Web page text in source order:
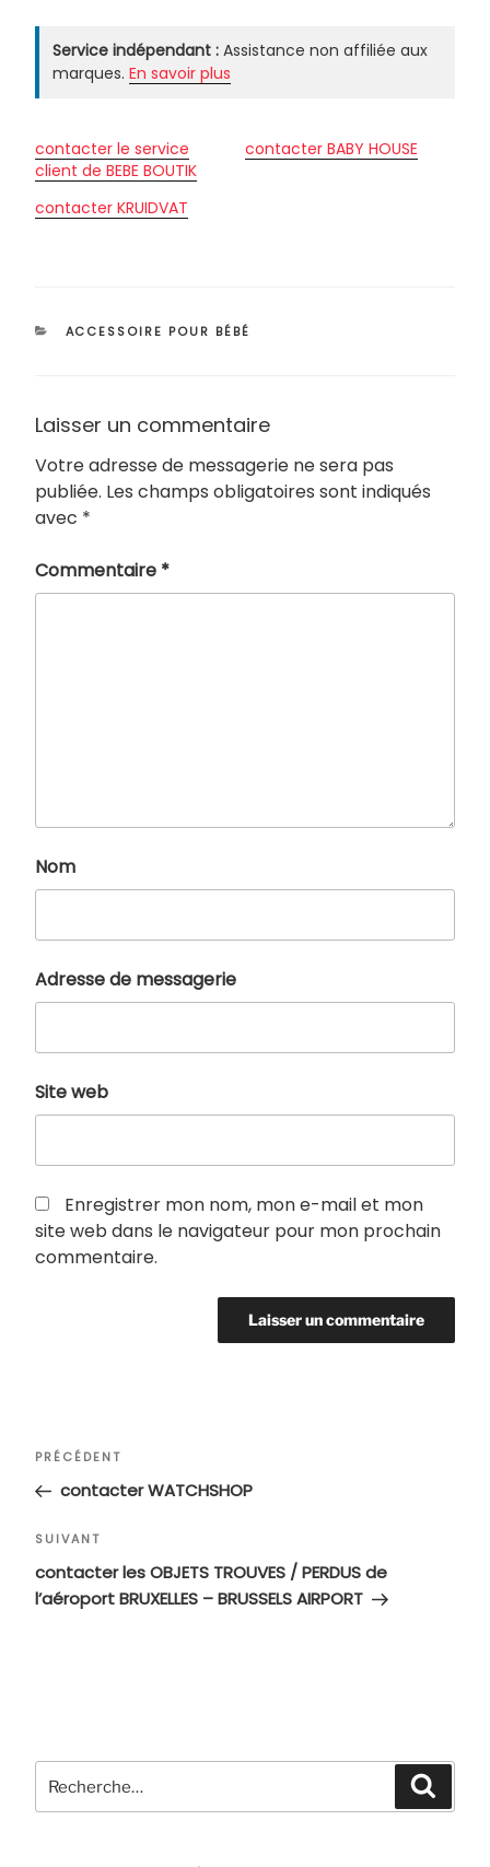
Service indépendant : Assistance non affiliée aux
marques. En savoir plus
contacter le service
client de BEBE BOUTIK
contacter BABY HOUSE
contacter KRUIDVAT
CATÉGORIES
ACCESSOIRE POUR BÉBÉ
Laisser un commentaire
Votre adresse de messagerie ne sera pas
publiée. Les champs obligatoires sont indiqués
avec *
Commentaire *
Nom
Adresse de messagerie
Site web
Enregistrer mon nom, mon e-mail et mon
site web dans le navigateur pour mon prochain
commentaire.
Navigation
l’article
Article
précédent
PRÉCÉDENT
contacter WATCHSHOP
Article
suivant
SUIVANT
contacter les OBJETS TROUVES / PERDUS de
l’aéroport BRUXELLES – BRUSSELS AIRPORT
pour